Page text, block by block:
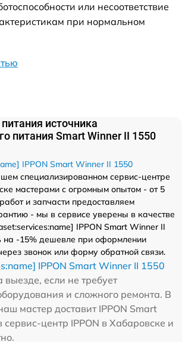
или несоответствие
при нормальном
источника
питания Smart Winner II 1550
IPPON Smart Winner II 1550
специализированном сервис-центре
мастерами с огромным опытом - от 5
и запчасти предоставляем
- мы в сервисе уверены в качестве
IPPON Smart Winner II
на -15% дешевле при оформлении
звонок или форму обратной связи.
IPPON Smart Winner II 1550
выезде, если не требует
и сложного ремонта. В
мастер доставит IPPON Smart
центр IPPON в Хабаровске и